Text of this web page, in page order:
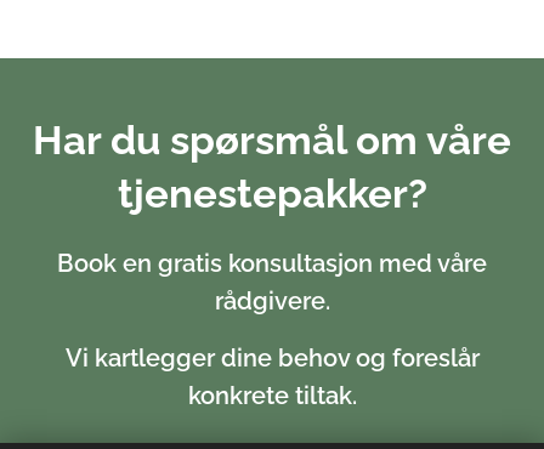
Har du spørsmål om våre
tjenestepakker?
Book en gratis konsultasjon med våre
rådgivere.
Vi kartlegger dine behov og foreslår
konkrete tiltak.